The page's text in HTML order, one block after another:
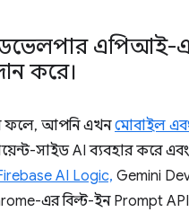
এপিআই-
করে।
ফলে, আপনি এখনমোবাইল
সাইড AI ব্যবহার করে
AI Logic, Gemini
এর বিল্ট-ইন Prompt API-তে